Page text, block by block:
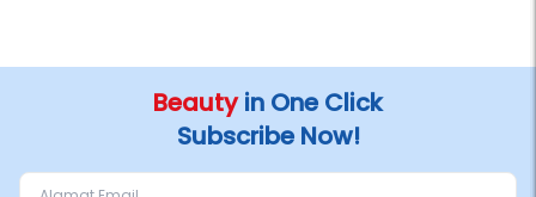
Beautyin One Click
Subscribe Now!